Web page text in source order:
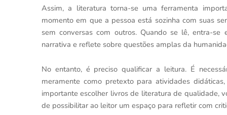
Assim, a literatura torna-se uma ferramenta
momento em que a pessoa está sozinha com suas
sem conversas com outros. Quando se lê, entra-
narrativa e reflete sobre questões amplas da
No entanto, é preciso qualificar a leitura. É
meramente como pretexto para atividades
importante escolher livros de literatura de qualidade,
de possibilitar ao leitor um espaço para refletir com